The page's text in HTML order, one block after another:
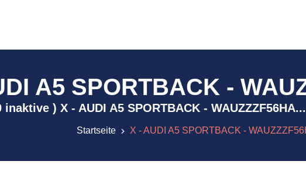
A5 SPORTBACK -
inaktive ) X - AUDI A5 SPORTBACK -
Startseite X - AUDI A5 SPORTBACK -